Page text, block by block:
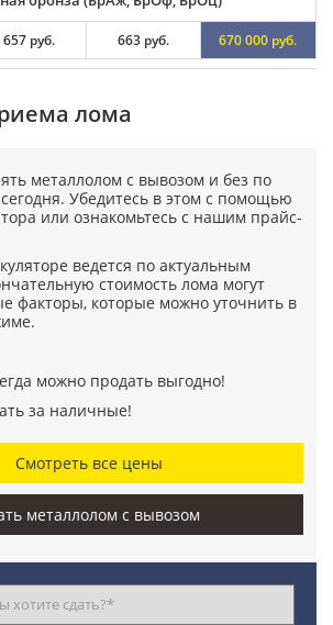
657 руб. 663 руб. 670 000 руб.
лома
металлолом с вывозом и без по
Убедитесь в этом с помощью
или ознакомьтесь с нашим прайс-
ведется по актуальным
стоимость лома могут
факторы, которые можно уточнить в
можно продать выгодно!
за наличные!
Смотреть все цены
металлолом с вывозом